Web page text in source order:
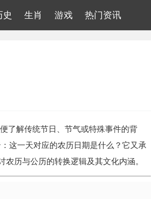
史 生肖 游戏 热门资讯
了解传统节日、节气或特殊事件的背
这一天对应的农历日期是什么？它又承
历与公历的转换逻辑及其文化内涵。